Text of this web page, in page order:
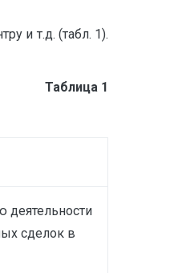
и т.д. (табл. 1).
Таблица 1
сделок в